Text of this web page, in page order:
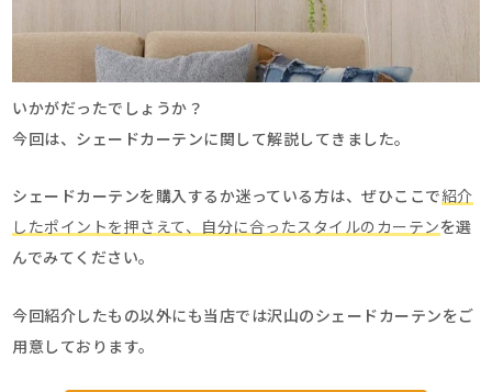
いかがだったでしょうか？
今回は、シェードカーテンに関して解説してきました。
シェードカーテンを購入するか迷っている方は、ぜひここで紹介
したポイントを押さえて、自分に合ったスタイルのカーテン を選
んでみてください。
今回紹介したもの以外にも当店では沢山のシェードカーテンをご
用意しております。